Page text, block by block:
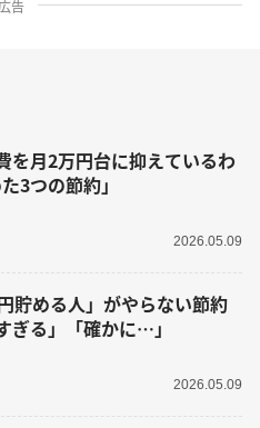
広告
を月2万円台に抑えているわ
3つの節約」
2026.05.09
貯める人」がやらない節約
ぎる」「確かに…」
2026.05.09